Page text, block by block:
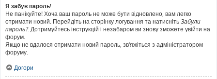
Я забув пароль!
Не панікуйте! Хоча ваш пароль не може бути відновлено, вам легко
отримати новий. Перейдіть на сторінку логування та натисніть Забули
пароль?. Дотримуйтесь інструкцій і незабаром ви знову зможете увійти на
форум.
Якщо не вдалося отримати новий пароль, зв'яжіться з адміністратором
форуму.
Догори